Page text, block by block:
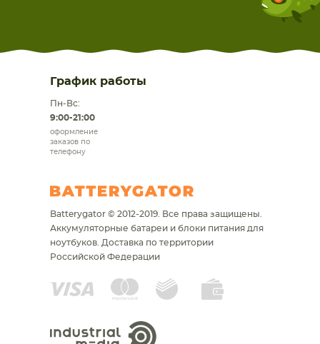
График работы
Пн-Вс:
9:00-21:00
оформление
заказов по
телефону
Batterygator © 2012-2019. Все права защищены.
Аккумуляторные батареи и блоки питания для
ноутбуков. Доставка по территории
Российской Федерации